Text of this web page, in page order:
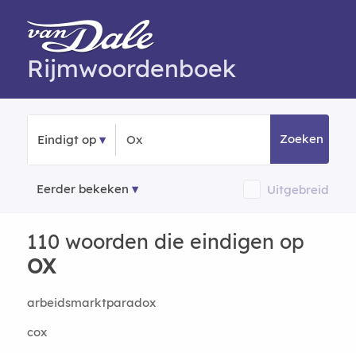
Rijmwoordenboek
Eindigt op Zoeken
Eerder bekeken Uitgebreid
110 woorden die eindigen op
OX
arbeidsmarktparadox
cox